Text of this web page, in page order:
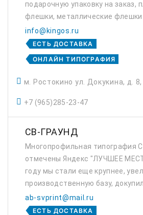
подарочную упаковку на заказ,
флешки, металлические флешки
логотипом.
info@kingos.ru
ЕСТЬ ДОСТАВКА
ОНЛАЙН ТИПОГРАФИЯ
м. Ростокино ул. Докукина, д. 8,
+7 (965)285-23-47
СВ-ГРАУНД
Многопрофильная типография
отмечены Яндекс "ЛУЧШЕЕ
году мы стали еще крупнее,
производственную базу,
оборудования. На данном этапе,
сообщить наши основные
ab-svprint@mail.ru
ЕСТЬ ДОСТАВКА